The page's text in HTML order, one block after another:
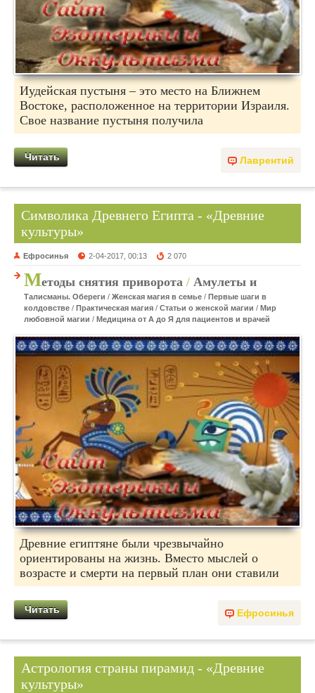
Иудейская пустыня – это место на Ближнем
Востоке, расположенное на территории Израиля.
Свое название пустыня получила
Лаврентий
Читать
Символика Древнего Египта - «Древние
культуры»
Ефросинья 2-04-2017, 00:13 2 070
Методы снятия приворота / Амулеты и
Талисманы. Обереги / Женская магия в семье / Первые шаги в
колдовстве / Практическая магия / Статьи о женской магии / Мир
любовной магии / Медицина от А до Я для пациентов и врачей
Древние египтяне были чрезвычайно
ориентированы на жизнь. Вместо мыслей о
возрасте и смерти на первый план они ставили
Ефросинья
Читать
Астрология страны пирамид - «Древние
культуры»